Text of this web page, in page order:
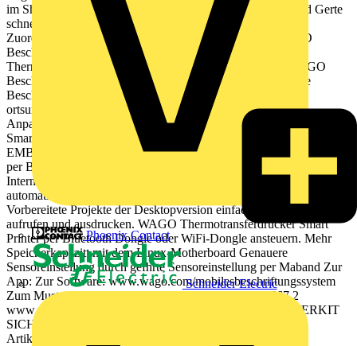
Phoenix Contact
Schneider Electric
im Shopfloor kommt es hufig vor, dass Klemmen, Leiter und Gerte
schnell beschriftet werden mssen, um den berblick und die
Zuordnung zu behalten. Mit unserem neuen mobilen WAGO
Beschriftungssystem bestehend aus unserem WAGO
Thermotransferdrucker Smart Printer, einer kostenlosen WAGO
Beschriftungsapp und einer dazu passenden Tasche kann die
Beschriftung von Schaltschrankmaterialien nun auch
ortsungebunden erfolgen. So lassen sich auch kurzfristige
Anpassungen direkt vor Ort vornehmen. Zustzlich lsst sich der
Smart Printer wie gewohnt per PC ansteuern. WIFI AR GB VERF
EMBER V O N B A 2024 Beschriftung einfach per App Drucken
per Bluetooth oder WiFi-Dongle Projekte auch ohne
Internetverbindung bearbeiten und ausdrucken. Text einfgen und die
automatischen Textvorschlge bernehmen und ausdrucken.
Vorbereitete Projekte der Desktopversion einfach in der App
aufrufen und ausdrucken. WAGO Thermotransferdrucker Smart
Printer per Bluetooth Dongle oder WiFi-Dongle ansteuern. Mehr
Speicherkapazitt mit dem Linux-Motherboard Genauere
Sensoreinstellung durch gefhrte Sensoreinstellung per Maband Zur
App: Zur Software: www.wago.com/mobilesbeschriftungssystem
Zum Musterbuch: www.wago.com/de/d/Info_60491667 2
www.wago.com/de/beschriftungssoftware JETZT STARTERKIT
SICHERN Starterkit Artikelnummer: 258-5107 Basiskit
Artikelnummer: 258-5108 NEU:...